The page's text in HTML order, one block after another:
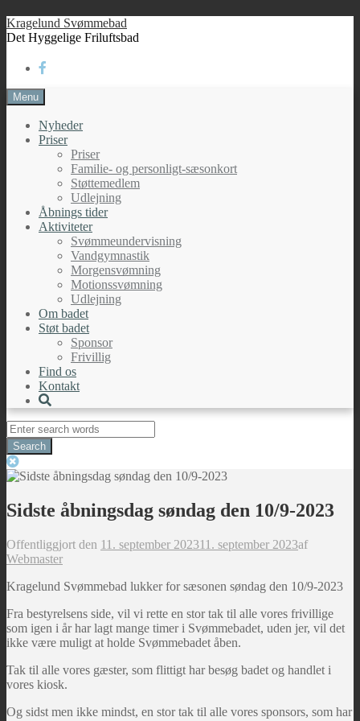
Skip
to
Kragelund Svømmebad
Det Hyggelige Friluftsbad
Menu
Nyheder
Priser
Priser
Familie- og personligt-sæsonkort
Støttemedlem
Udlejning
Åbnings tider
Aktiviteter
Svømmeundervisning
Vandgymnastik
Morgensvømning
Motionssvømning
Udlejning
Om badet
Støt badet
Sponsor
Frivillig
Find os
Kontakt
Search
for:
Sidste åbningsdag søndag den 10/9-2023
Offentliggjort den 11. september 202311. september 2023af
Webmaster
Kragelund Svømmebad lukker for sæsonen søndag den 10/9-2023
Fra bestyrelsens side, vil vi rette en stor tak til alle vores frivillige
som igen i år har lagt mange timer i Svømmebadet, uden jer, vil det
ikke være muligt at holde Svømmebadet åben.
Tak til alle vores gæster, som flittigt har besøg badet og handlet i
vores kiosk.
Og sidst men ikke mindst, en stor tak til alle vores sponsors, som har